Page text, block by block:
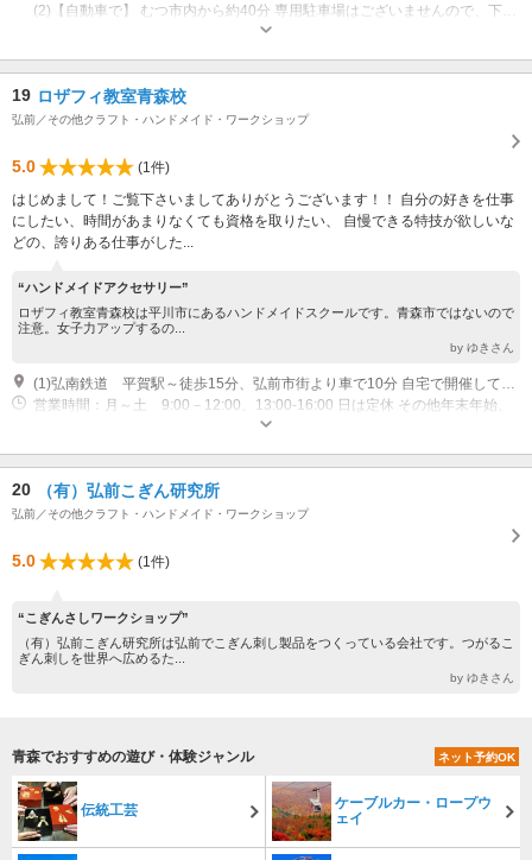
営業時間：10:00～18:00 定休日：水曜
19 ロザフィ教室青森校
弘前／その他クラフト・ハンドメイド・ワークショップ
5.0
(1件)
はじめまして！ご覧下さいましてありがとうございます！！ 自分の好きを仕事
にしたい、時間があまりなくても資格を取りたい、 自慢できる特技が欲しいな
どの、誇りある仕事がした...
“ハンドメイドアクセサリー”
ロザフィ教室青森校は平川市にあるハンドメイドスクールです。青森市ではないので
注意。女子力アップするの...
by ゆきさん
(1)弘南鉄道 平賀駅～徒歩15分、弘前市街より車で10分 自宅で開催しており、家族と同居しているため、 お申込みがあった際にのみ詳しくお知らせいたします。
営業時間：月～土 9:00－12:00、13:00‐16:00 日は定休 その他年末年始、
お盆時期、イベントなどが入った場合は営業いたしません。
20 （有）弘前こぎん研究所
弘前／その他クラフト・ハンドメイド・ワークショップ
5.0 (1件)
“こぎんさしワークショップ”
（有）弘前こぎん研究所は弘前でこぎん刺し製品をつくっている会社です。つがるこ
ぎん刺しを世界へ広めるた...
by ゆきさん
青森でおすすめの遊び・体験ジャンル ネット予約OK
伝統工芸
ケーブルカー・ロープウ
ェイ